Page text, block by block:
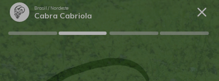
Brasil / Nordeste
Cabra Cabriola